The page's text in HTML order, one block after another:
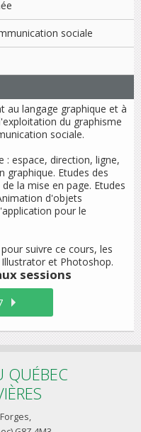
sociale
au langage graphique et à
du graphisme
sociale.
: espace, direction, ligne,
graphique. Etudes des
la mise en page. Etudes
d'objets
pour le
suivre ce cours, les
et Photoshop.
sessions
QUÉBEC